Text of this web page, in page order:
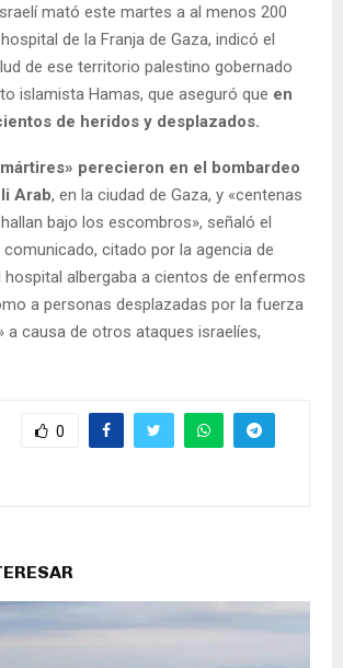
mató este martes a al menos 200
de la Franja de Gaza, indicó el
de ese territorio palestino gobernado
islamista Hamas, que aseguró que en
de heridos y desplazados.
perecieron en el bombardeo
Arab, en la ciudad de Gaza, y «centenas
bajo los escombros», señaló el
citado por la agencia de
hospital albergaba a cientos de enfermos
a personas desplazadas por la fuerza
a causa de otros ataques israelíes,
0